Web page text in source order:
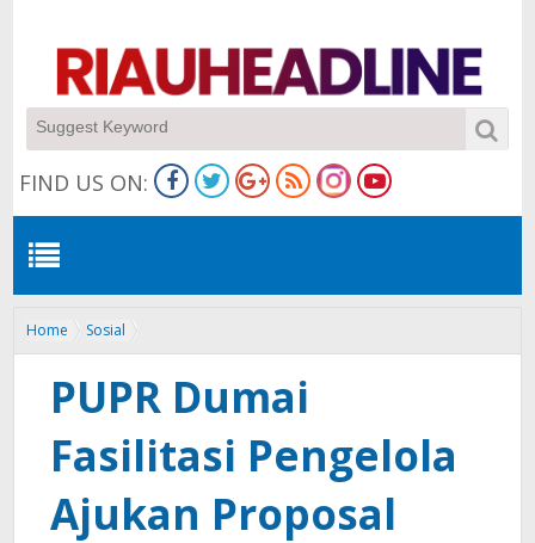
FIND US ON:
Home
Sosial
PUPR Dumai Fasilitasi Pengelola Ajukan Proposal Perbaikan Pamsimas
PUPR Dumai
Fasilitasi Pengelola
Ajukan Proposal